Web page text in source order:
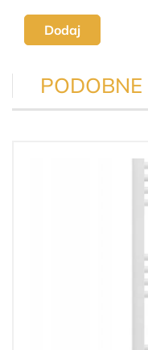
Dodaj